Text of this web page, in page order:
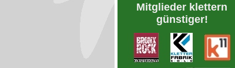
Mitglieder klettern
günstiger!